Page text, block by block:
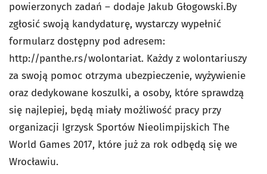
powierzonych zadań – dodaje Jakub Głogowski.By
zgłosić swoją kandydaturę, wystarczy wypełnić
formularz dostępny pod adresem:
http://panthe.rs/wolontariat. Każdy z wolontariuszy
za swoją pomoc otrzyma ubezpieczenie, wyżywienie
oraz dedykowane koszulki, a osoby, które sprawdzą
się najlepiej, będą miały możliwość pracy przy
organizacji Igrzysk Sportów Nieolimpijskich The
World Games 2017, które już za rok odbędą się we
Wrocławiu.